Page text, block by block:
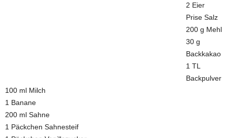
2 Eier
Prise Salz
200 g Mehl
30 g
Backkakao
1 TL
Backpulver
100 ml Milch
1 Banane
200 ml Sahne
1 Päckchen Sahnesteif